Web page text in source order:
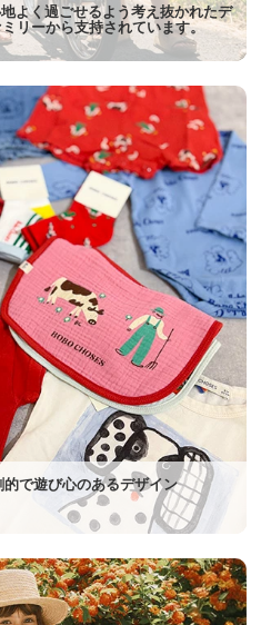
よく過ごせるよう考え抜かれたデ
リーから支持されています。
で遊び心のあるデザイン